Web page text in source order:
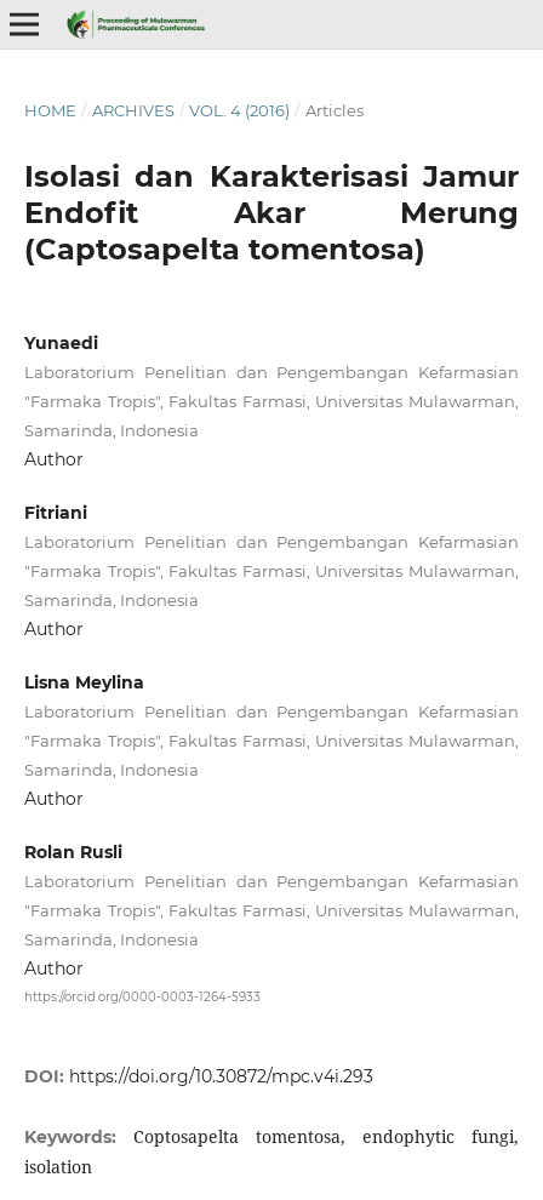
HOME / ARCHIVES / VOL. 4 (2016) / Articles
Isolasi dan Karakterisasi Jamur
Endofit Akar Merung
(Captosapelta tomentosa)
Yunaedi
Laboratorium Penelitian dan Pengembangan Kefarmasian
"Farmaka Tropis", Fakultas Farmasi, Universitas Mulawarman,
Samarinda, Indonesia
Author
Fitriani
Laboratorium Penelitian dan Pengembangan Kefarmasian
"Farmaka Tropis", Fakultas Farmasi, Universitas Mulawarman,
Samarinda, Indonesia
Author
Lisna Meylina
Laboratorium Penelitian dan Pengembangan Kefarmasian
"Farmaka Tropis", Fakultas Farmasi, Universitas Mulawarman,
Samarinda, Indonesia
Author
Rolan Rusli
Laboratorium Penelitian dan Pengembangan Kefarmasian
"Farmaka Tropis", Fakultas Farmasi, Universitas Mulawarman,
Samarinda, Indonesia
Author
https://orcid.org/0000-0003-1264-5933
DOI: https://doi.org/10.30872/mpc.v4i.293
Keywords: Coptosapelta tomentosa, endophytic fungi,
isolation